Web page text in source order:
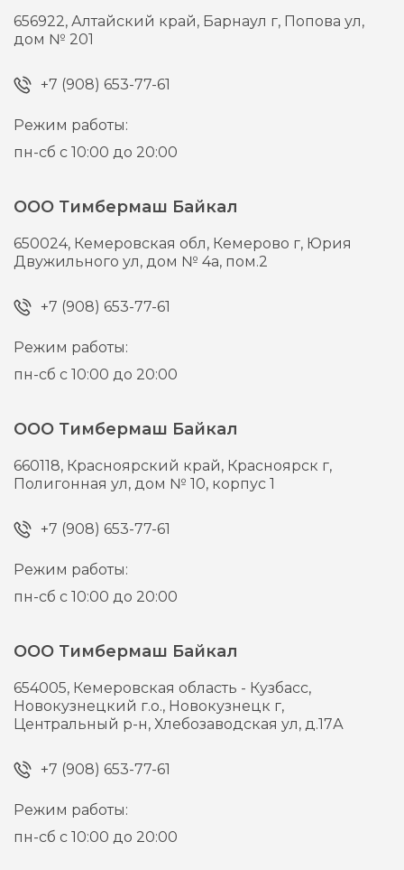
656922,Алтайский край, Барнаул г, Попова ул,
дом № 201
+7 (908) 653-77-61
Режим работы:
пн-сб с 10:00 до 20:00
ООО Тимбермаш Байкал
650024, Кемеровская обл, Кемерово г, Юрия
Двужильного ул, дом № 4а, пом.2
+7 (908) 653-77-61
Режим работы:
пн-сб с 10:00 до 20:00
ООО Тимбермаш Байкал
660118, Красноярский край, Красноярск г,
Полигонная ул, дом № 10, корпус 1
+7 (908) 653-77-61
Режим работы:
пн-сб с 10:00 до 20:00
ООО Тимбермаш Байкал
654005, Кемеровская область - Кузбасс,
Новокузнецкий г.о., Новокузнецк г,
Центральный р-н, Хлебозаводская ул, д.17А
+7 (908) 653-77-61
Режим работы:
пн-сб с 10:00 до 20:00